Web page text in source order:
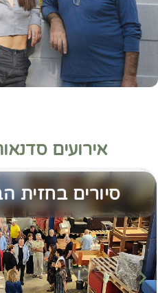
אירועים
סיורים בחזית